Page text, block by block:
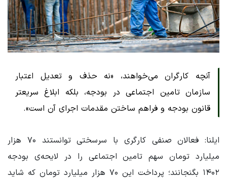
آنچه کارگران می‌خواهند، «نه حذف و تعدیل اعتبار
سازمان تامین اجتماعی در بودجه، بلکه ابلاغ سریعتر
قانون بودجه و فراهم ساختن مقدمات اجرای آن است».
ایلنا: فعالان صنفی کارگری با سرسختی توانستند ۷۰ هزار
میلیارد تومان سهم تامین اجتماعی را در لایحه‌ی بودجه
۱۴۰۲ بگنجانند؛ پرداخت این ۷۰ هزار میلیارد تومان که شاید